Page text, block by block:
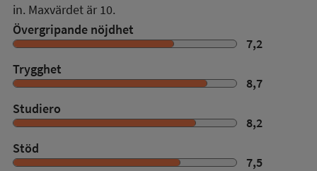
in. Maxvärdet är 10.
Övergripande nöjdhet
7,2
Trygghet
8,7
Studiero
8,2
Stöd
7,5